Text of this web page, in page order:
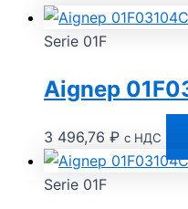
Serie 01F
Aignep
3 496,76 ₽ с НДС
Serie 01F